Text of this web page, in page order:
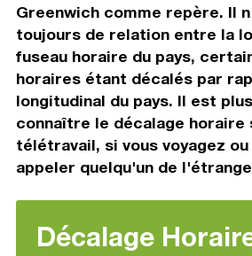
Greenwich comme repère. Il
toujours de relation entre la
fuseau horaire du pays,
horaires étant décalés par
longitudinal du pays. Il est
connaître le décalage horaire
télétravail, si vous voyagez
appeler quelqu'un de
Décalage